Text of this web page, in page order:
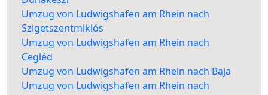
Umzug von Ludwigshafen am Rhein nach
Szigetszentmiklós
Umzug von Ludwigshafen am Rhein nach
Cegléd
Umzug von Ludwigshafen am Rhein nach Baja
Umzug von Ludwigshafen am Rhein nach